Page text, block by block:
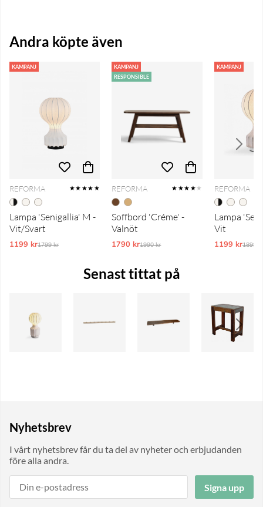
Andra köpte även
KAMPANJ
REFORMA ★★★★★
Lampa 'Senigallia' M -
Vit/Svart
1199 krOrdinarie pris:
1799 kr
KAMPANJ
RESPONSIBLE
REFORMA ★★★★★
Soffbord 'Créme' -
Valnöt
1790 krOrdinarie pris:
1990 kr
KAMPANJ
REFORMA
Lampa
Vit
1199 kr1899 kr
Senast tittat på
Nyhetsbrev
I vårt nyhetsbrev får du ta del av nyheter och erbjudanden
före alla andra.
Signa upp